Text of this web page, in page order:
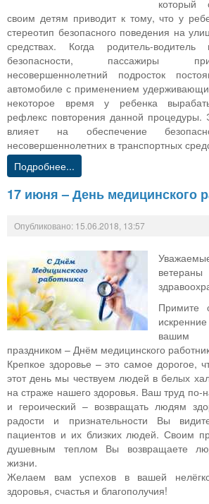
который
своим детям приводит к тому, что у
стереотип безопасного поведения на
средствах. Когда родитель-водитель
безопасности, пассажиры
несовершеннолетний подросток
автомобиле с применением
некоторое время у ребенка
рефлекс повторения данной процедуры.
влияет на обеспечение
несовершеннолетних в транспортных
Подробнее...
17 июня – День медицинского
Опубликовано: 15.06.2018, 13:57
Примите
вашим
праздником – Днём медицинского
Крепкое здоровье – это самое дорогое,
этот день мы чествуем людей в белых
на страже нашего здоровья. Ваш труд по-
и героический – возвращать людям
радости и признательности Вы
пациентов и их близких людей. Своим
душевным теплом Вы возвращаете
жизни.
Желаем вам успехов в вашей
здоровья, счастья и благополучия!